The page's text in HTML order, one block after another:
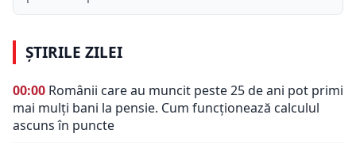
ȘTIRILE ZILEI
00:00 Românii care au muncit peste 25 de ani pot primi
mai mulți bani la pensie. Cum funcționează calculul
ascuns în puncte